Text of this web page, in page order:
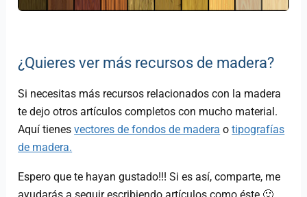
¿Quieres ver más recursos de madera?
Si necesitas más recursos relacionados con la madera
te dejo otros artículos completos con mucho material.
Aquí tienesvectores de fondos de madera otipografías
de madera.
Espero que te hayan gustado!!! Si es así, comparte, me